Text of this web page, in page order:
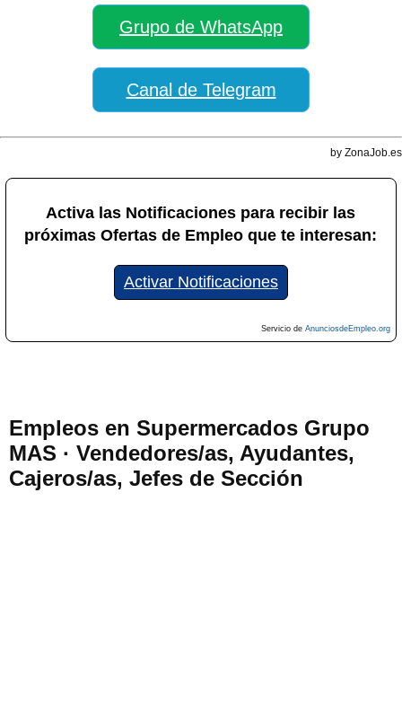
Grupo de WhatsApp
Canal de Telegram
by ZonaJob.es
Activa las Notificaciones para recibir las
próximas Ofertas de Empleo que te interesan:
Activar Notificaciones
Servicio de AnunciosdeEmpleo.org
Empleos en Supermercados Grupo
MAS · Vendedores/as, Ayudantes,
Cajeros/as, Jefes de Sección